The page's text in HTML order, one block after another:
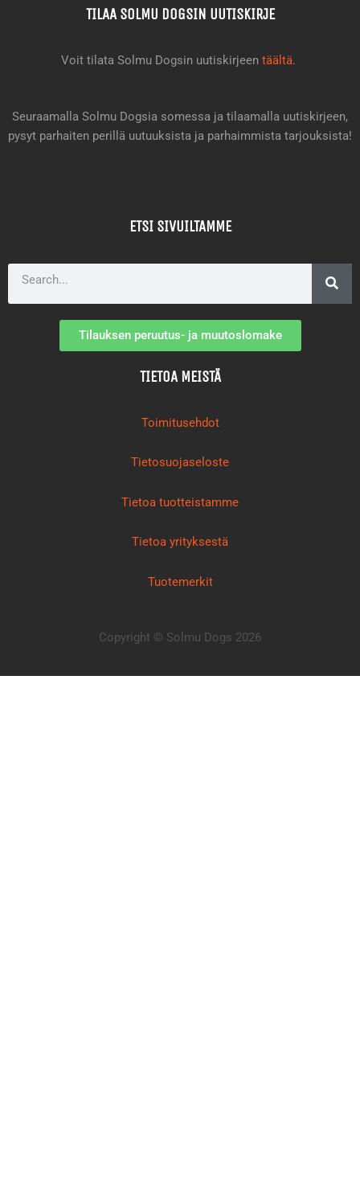
e
o
t
g
m
t
a
t
k
TILAA SOLMU DOGSIN UUTISKIRJE
Voit tilata Solmu Dogsin uutiskirjeen täältä.
Seuraamalla Solmu Dogsia somessa ja tilaamalla uutiskirjeen,
pysyt parhaiten perillä uutuuksista ja parhaimmista tarjouksista!
ETSI SIVUILTAMME
Tilauksen peruutus- ja muutoslomake
TIETOA MEISTÄ
Toimitusehdot
Tietosuojaseloste
Tietoa tuotteistamme
Tietoa yrityksestä
Tuotemerkit
Copyright © Solmu Dogs 2026